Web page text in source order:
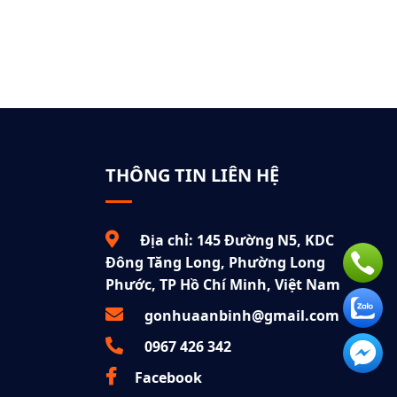
THÔNG TIN LIÊN HỆ
Địa chỉ: 145 Đường N5, KDC
Đông Tăng Long, Phường Long
Phước, TP Hồ Chí Minh, Việt Nam
gonhuaanbinh@gmail.com
0967 426 342
Facebook